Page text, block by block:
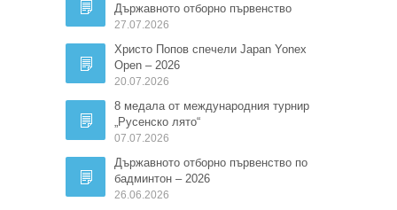
Държавното отборно първенство
27.07.2026
Христо Попов спечели Japan Yonex
Open – 2026
20.07.2026
8 медала от международния турнир
„Русенско лято“
07.07.2026
Държавното отборно първенство по
бадминтон – 2026
26.06.2026